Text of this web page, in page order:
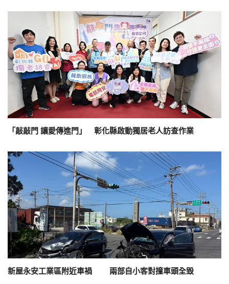
「敲敲門 讓愛傳進門」 彰化縣啟動獨居老人訪查作業
新屋永安工業區附近車禍 兩部自小客對撞車頭全毀